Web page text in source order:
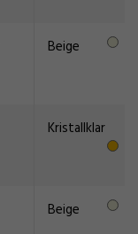
Beige
Kristallklar
Beige